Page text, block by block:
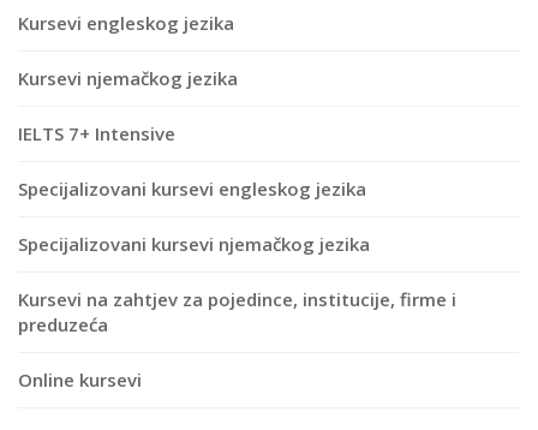
Kursevi engleskog jezika
Kursevi njemačkog jezika
IELTS 7+ Intensive
Specijalizovani kursevi engleskog jezika
Specijalizovani kursevi njemačkog jezika
Kursevi na zahtjev za pojedince, institucije, firme i
preduzeća
Online kursevi